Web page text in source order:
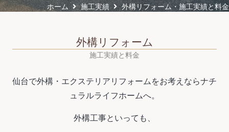
ホーム 施工実績 外構リフォーム・施工実績と料金
外構リフォーム
施工実績と料金
仙台で外構・エクステリアリフォームをお考えならナチ
ュラルライフホームへ。
外構工事といっても、